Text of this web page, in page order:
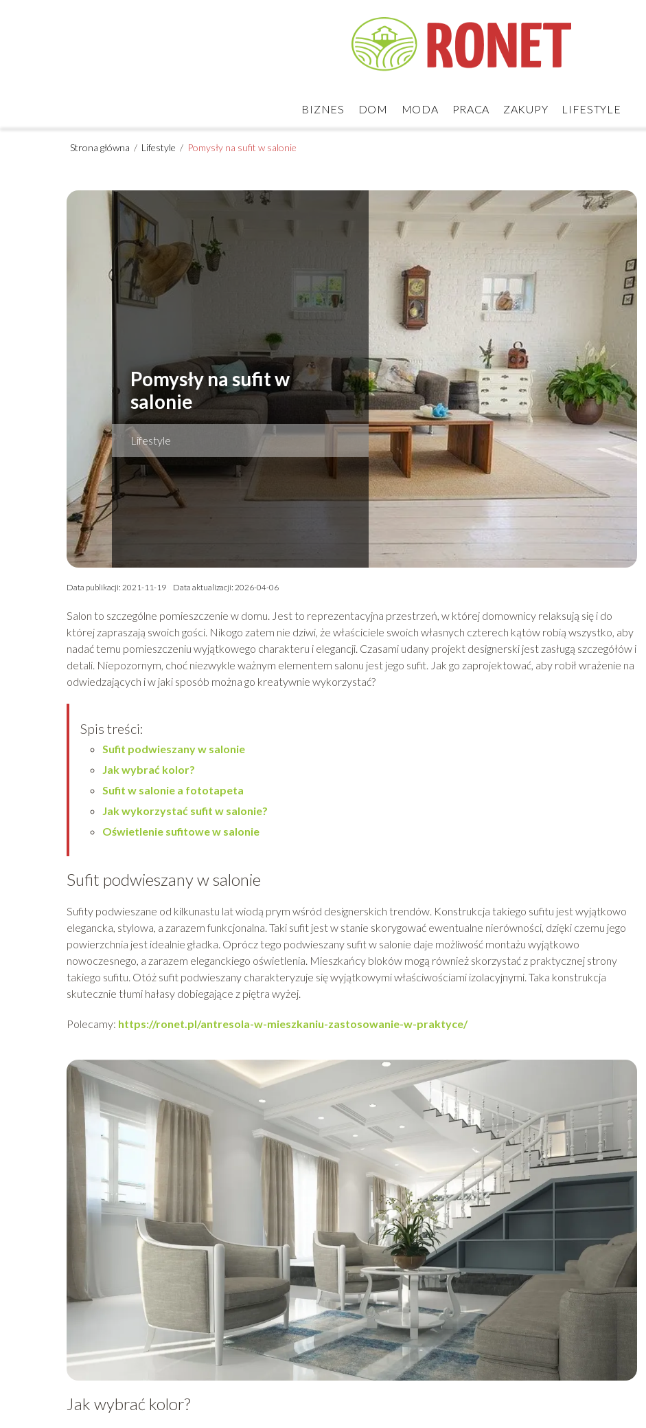
BIZNES DOM MODA PRACA ZAKUPY LIFESTYLE
Strona główna / Lifestyle / Pomysły na sufit w salonie
Pomysły na sufit w
salonie
Lifestyle
Data publikacji: 2021-11-19 Data aktualizacji: 2026-04-06
Salon to szczególne pomieszczenie w domu. Jest to reprezentacyjna przestrzeń, w której domownicy relaksują się i do
której zapraszają swoich gości. Nikogo zatem nie dziwi, że właściciele swoich własnych czterech kątów robią wszystko, aby
nadać temu pomieszczeniu wyjątkowego charakteru i elegancji. Czasami udany projekt designerski jest zasługą szczegółów i
detali. Niepozornym, choć niezwykle ważnym elementem salonu jest jego sufit. Jak go zaprojektować, aby robił wrażenie na
odwiedzających i w jaki sposób można go kreatywnie wykorzystać?
Spis treści:
Sufit podwieszany w salonie
Jak wybrać kolor?
Sufit w salonie a fototapeta
Jak wykorzystać sufit w salonie?
Oświetlenie sufitowe w salonie
Sufit podwieszany w salonie
Sufity podwieszane od kilkunastu lat wiodą prym wśród designerskich trendów. Konstrukcja takiego sufitu jest wyjątkowo
elegancka, stylowa, a zarazem funkcjonalna. Taki sufit jest w stanie skorygować ewentualne nierówności, dzięki czemu jego
powierzchnia jest idealnie gładka. Oprócz tego podwieszany sufit w salonie daje możliwość montażu wyjątkowo
nowoczesnego, a zarazem eleganckiego oświetlenia. Mieszkańcy bloków mogą również skorzystać z praktycznej strony
takiego sufitu. Otóż sufit podwieszany charakteryzuje się wyjątkowymi właściwościami izolacyjnymi. Taka konstrukcja
skutecznie tłumi hałasy dobiegające z piętra wyżej.
Polecamy: https://ronet.pl/antresola-w-mieszkaniu-zastosowanie-w-praktyce/
Jak wybrać kolor?